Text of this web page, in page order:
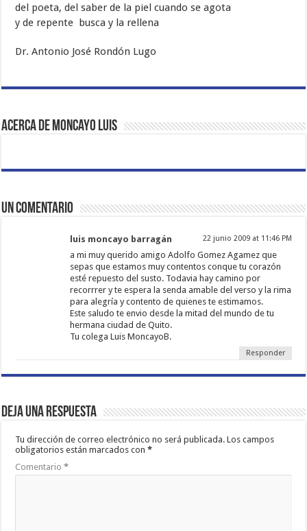
del poeta, del saber de la piel cuando se agota
y de repente busca y la rellena
Dr. Antonio José Rondón Lugo
Acerca de Moncayo Luis
Un comentario
luis moncayo barragán 22 junio 2009 at 11:46 PM
a mi muy querido amigo Adolfo Gomez Agamez que
sepas que estamos muy contentos conque tu corazón
esté repuesto del susto. Todavia hay camino por
recorrrer y te espera la senda amable del verso y la rima
para alegría y contento de quienes te estimamos.
Este saludo te envio desde la mitad del mundo de tu
hermana ciudad de Quito.
Tu colega Luis MoncayoB.
Responder
Deja una respuesta
Tu dirección de correo electrónico no será publicada. Los campos
obligatorios están marcados con*
Comentario*